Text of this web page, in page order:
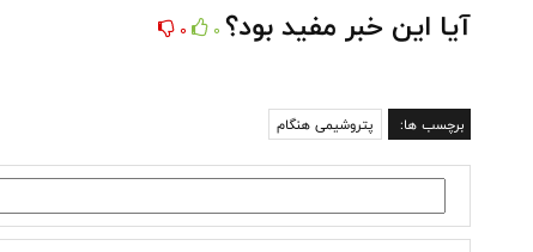
آیا این خبر مفید بود؟ 0
0
برچسب ها: پتروشیمی هنگام